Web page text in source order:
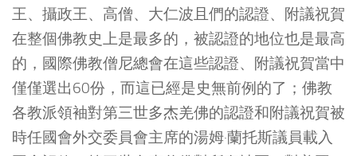
王、攝政王、高僧、大仁波且們的認證、附議祝賀
在整個佛教史上是最多的，被認證的地位也是最高
的，國際佛教僧尼總會在這些認證、附議祝賀當中
僅僅選出60份，而這已經是史無前例的了；佛教
各教派領袖對第三世多杰羌佛的認證和附議祝賀被
時任國會外交委員會主席的湯姆·蘭托斯議員載入